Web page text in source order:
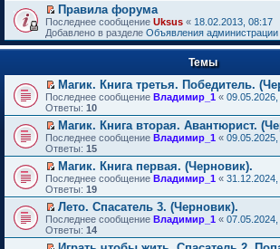
й
т
и
к
п
в
о
м
у
н
е
п
р
о
ч
и
т
а
н
н
о
П
е
р
е
т
и
к
п
е
р
в
о
м
у
н
е
п
р
о
ч
Правила форума
Последнее сообщение Uksus « 18.02.2013, 08:17
Добавлено в разделе Объявления администрации
Темы
П
е
р
е
й
т
и
к
п
е
р
в
о
м
у
Магик. Книга третья. Победитель.
Последнее сообщение Владимир_1 «
Ответы: 10
П
е
р
е
й
т
и
к
п
е
р
Магик. Книга вторая. Авантюрист.
Последнее сообщение Владимир_1 «
Ответы: 15
П
е
р
е
й
т
и
Магик. Книга первая. (Черновик).
Последнее сообщение Владимир_1 «
Ответы: 19
П
е
р
Лето. Спасатель 3. (Черновик).
Последнее сообщение Владимир_1 « 07.05.2024,
Ответы: 14